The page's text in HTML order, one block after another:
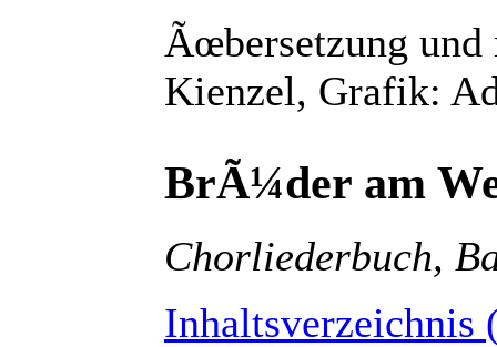
Ãœbersetzung
Kienzel, Grafik:
BrÃ¼der am
Chorliederbuch,
Inhaltsverzeichnis